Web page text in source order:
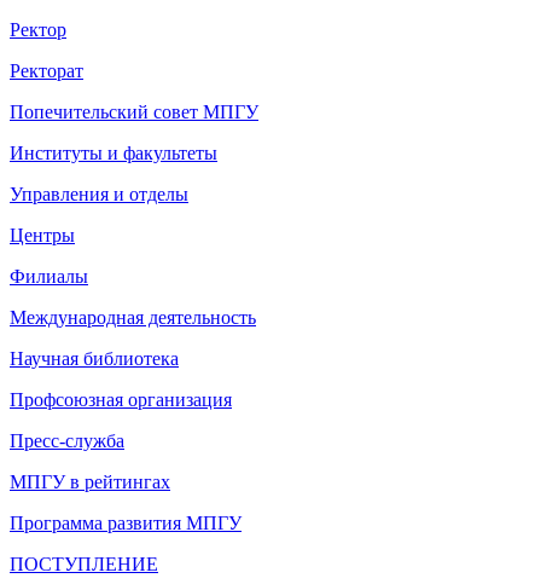
Ректор
Ректорат
Попечительский совет МПГУ
Институты и факультеты
Управления и отделы
Центры
Филиалы
Международная деятельность
Научная библиотека
Профсоюзная организация
Пресс-служба
МПГУ в рейтингах
Программа развития МПГУ
ПОСТУПЛЕНИЕ